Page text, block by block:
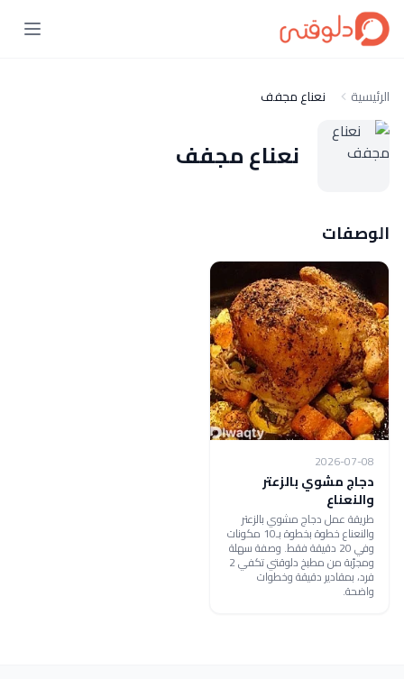
الرئيسية نعناع مجفف
نعناع مجفف
الوصفات
2026-07-08
دجاج مشوي بالزعتر
والنعناع
طريقة عمل دجاج مشوي بالزعتر
والنعناع خطوة بخطوة بـ10 مكونات
وفي 20 دقيقة فقط. وصفة سهلة
ومجرّبة من مطبخ دلوقتي تكفي 2
فرد، بمقادير دقيقة وخطوات
واضحة.